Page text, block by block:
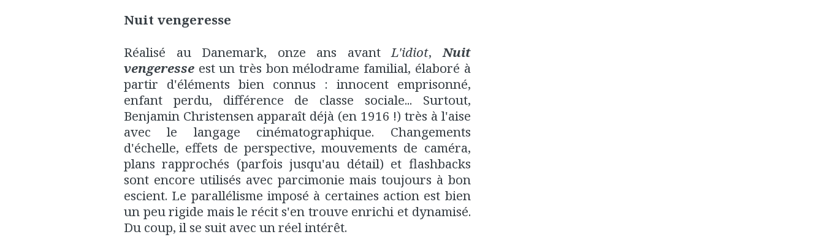
Nuit vengeresse
Réalisé au Danemark, onze ans avantL'idiot,Nuit
vengeresse est un très bon mélodrame familial, élaboré à
partir d'éléments bien connus : innocent emprisonné,
enfant perdu, différence de classe sociale... Surtout,
Benjamin Christensen apparaît déjà (en 1916 !) très à l'aise
avec le langage cinématographique. Changements
d'échelle, effets de perspective, mouvements de caméra,
plans rapprochés (parfois jusqu'au détail) et flashbacks
sont encore utilisés avec parcimonie mais toujours à bon
escient. Le parallélisme imposé à certaines action est bien
un peu rigide mais le récit s'en trouve enrichi et dynamisé.
Du coup, il se suit avec un réel intérêt.